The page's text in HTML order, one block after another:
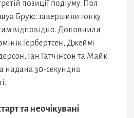
позиції подіуму. Пол
Брукс завершили гонку
відповідно. Доповнили
Гербертсен, Джеймі
Іан Гатчінсон та Майк
надана 30-секундна
та неочікувані